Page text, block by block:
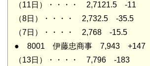
（11日）・・・・ 2,7121.5 -11
（8日）・・・・ 2,732.5 -35.5
（7日）・・・・ 2,768 -15.5
● 8001 伊藤忠商事 7,943 +147
（13日）・・・・ 7,796 -183